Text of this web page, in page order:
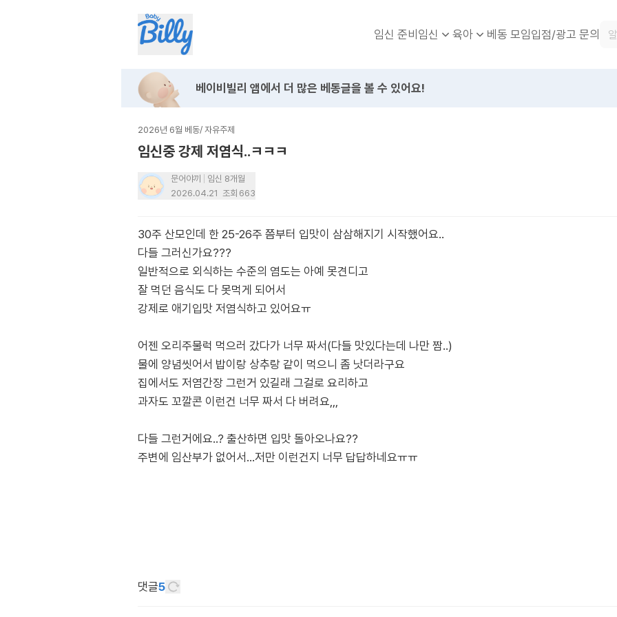
임신 준비임신 육아 베동 모임입점/광고 문의
베이비빌리 앱에서 더 많은 베동글을 볼 수 있어요!
2026년 6월 베동/ 자유주제
임신중 강제 저염식..ㅋㅋㅋ
문어야끼
임신 8개월
2026.04.21 조회 663
30주 산모인데 한 25-26주 쯤부터 입맛이 삼삼해지기 시작했어요..
다들 그러신가요???
일반적으로 외식하는 수준의 염도는 아예 못견디고
잘 먹던 음식도 다 못먹게 되어서
강제로 애기입맛 저염식하고 있어요ㅠ
어젠 오리주물럭 먹으러 갔다가 너무 짜서(다들 맛있다는데 나만 짬..)
물에 양념씻어서 밥이랑 상추랑 같이 먹으니 좀 낫더라구요
집에서도 저염간장 그런거 있길래 그걸로 요리하고
과자도 꼬깔콘 이런건 너무 짜서 다 버려요,,,
다들 그런거에요..? 출산하면 입맛 돌아오나요??
주변에 임산부가 없어서…저만 이런건지 너무 답답하네요ㅠㅠ
댓글5